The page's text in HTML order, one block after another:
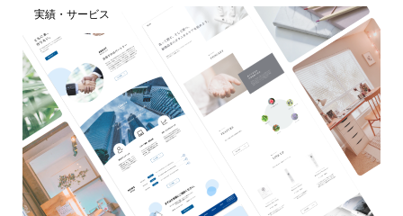
実績・サービス